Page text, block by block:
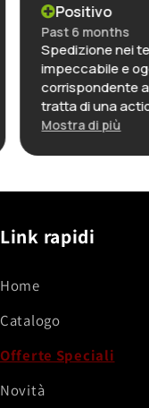
Positivo
Past 6 months
Spedizione nei
impeccabile e
corrispondente
tratta di una action
(linea KdColle) nella
immacolata: la
credo una delle
prezzo decisamente
Mostra di più
Link rapidi
Home
Catalogo
Offerte Speciali
Novità